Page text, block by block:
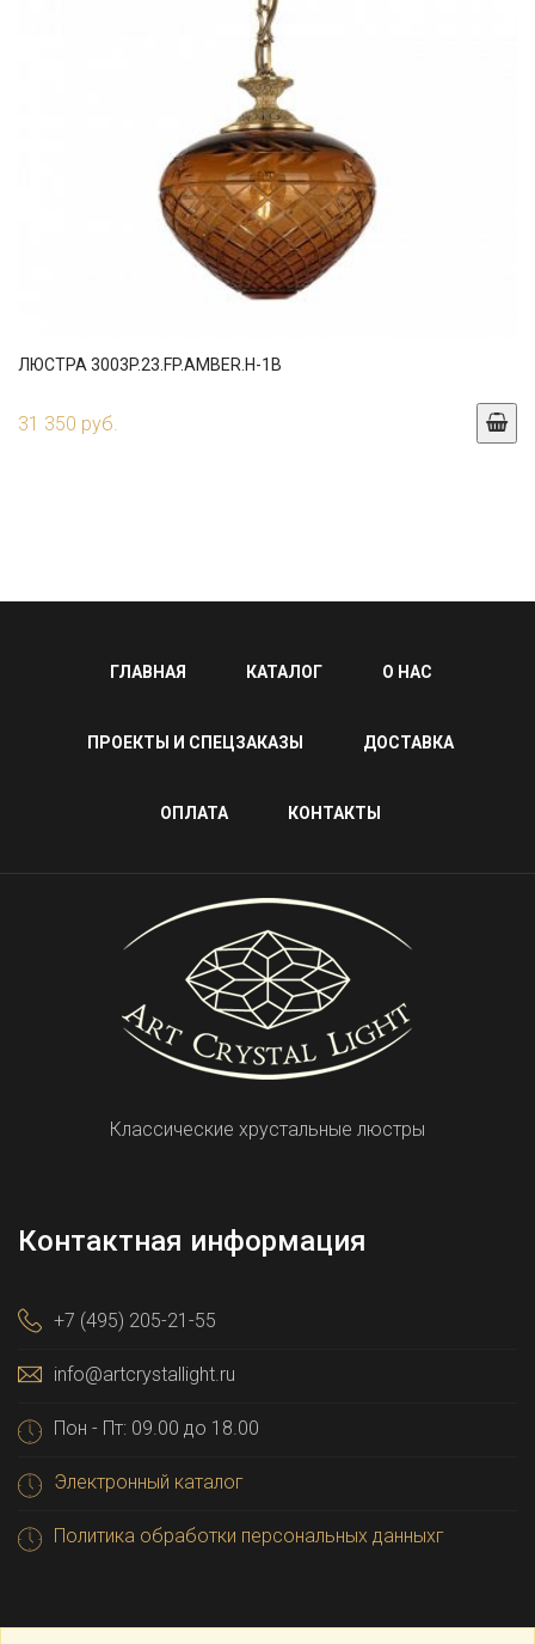
ЛЮСТРА 3003P.23.FP.AMBER.H-1B
31 350 руб.
ГЛАВНАЯ КАТАЛОГ О НАС
ПРОЕКТЫ И СПЕЦЗАКАЗЫ ДОСТАВКА
ОПЛАТА КОНТАКТЫ
Классические хрустальные люстры
Контактная информация
+7 (495) 205-21-55
info@artcrystallight.ru
Пон - Пт: 09.00 до 18.00
Электронный каталог
Политика обработки персональных данныхг